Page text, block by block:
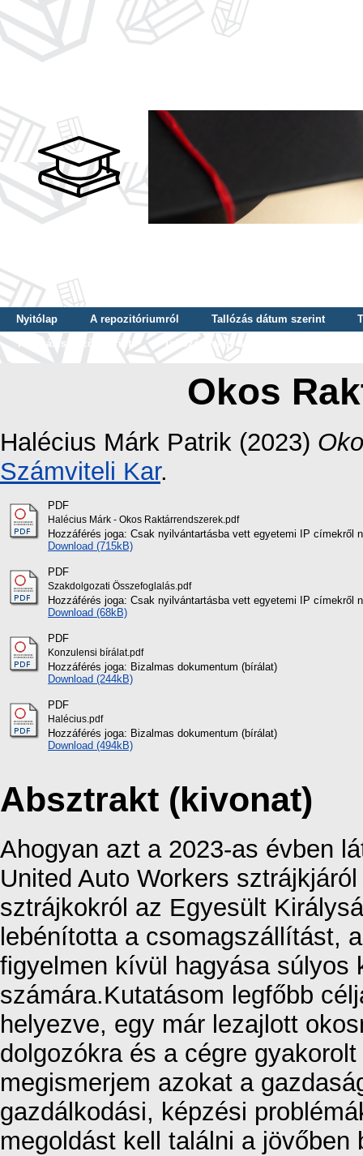
Nyitólap A repozitóriumról Tallózás dátum szerint
Tallózás szerző szerint
Tallózás nyelv szerint
Okos
Halécius Márk Patrik (2023)
Számviteli Kar.
PDF
Halécius Márk - Okos Raktárrendszerek.pdf
Hozzáférés joga: Csak nyilvántartásba vett egyetemi IP címekről
Download (715kB)
PDF
Szakdolgozati Összefoglalás.pdf
Hozzáférés joga: Csak nyilvántartásba vett egyetemi IP címekről
Download (68kB)
PDF
Konzulensi bírálat.pdf
Hozzáférés joga: Bizalmas dokumentum (bírálat)
Download (244kB)
PDF
Halécius.pdf
Hozzáférés joga: Bizalmas dokumentum (bírálat)
Download (494kB)
Absztrakt (kivonat)
Ahogyan azt a 2023-as évben
United Auto Workers
sztrájkokról az Egyesült
lebénította a csomagszállítást,
figyelmen kívül hagyása súlyos
számára.Kutatásom legfőbb
helyezve, egy már lezajlott
dolgozókra és a cégre
megismerjem azokat a
gazdálkodási, képzési
megoldást kell találni a